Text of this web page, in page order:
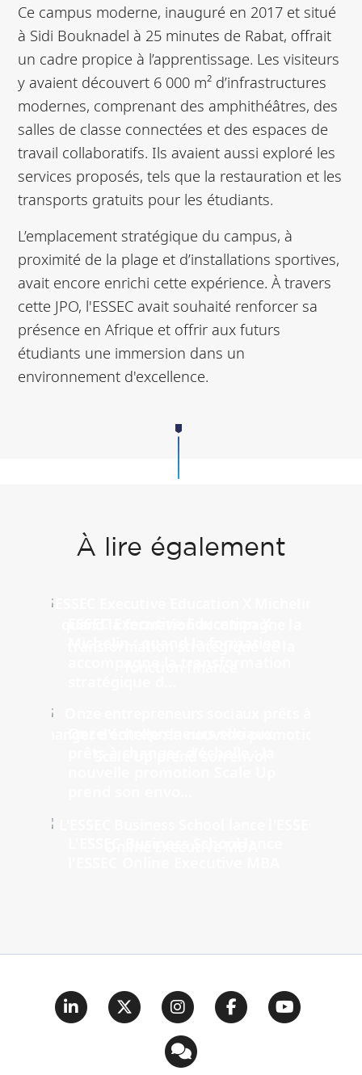
Ce campus moderne, inauguré en 2017 et situé
à Sidi Bouknadel à 25 minutes de Rabat, offrait
un cadre propice à l’apprentissage. Les visiteurs
y avaient découvert 6 000 m² d’infrastructures
modernes, comprenant des amphithéâtres, des
salles de classe connectées et des espaces de
travail collaboratifs. Ils avaient aussi exploré les
services proposés, tels que la restauration et les
transports gratuits pour les étudiants.
L’emplacement stratégique du campus, à
proximité de la plage et d’installations sportives,
avait encore enrichi cette expérience. À travers
cette JPO, l'ESSEC avait souhaité renforcer sa
présence en Afrique et offrir aux futurs
étudiants une immersion dans un
environnement d'excellence.
À lire également